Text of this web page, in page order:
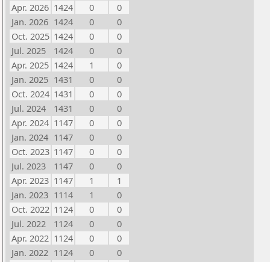
Apr. 2026 1424 0
0
Jan. 2026 1424 0
0
Oct. 2025 1424 0
0
Jul. 2025
1424 0
0
Apr. 2025 1424 1
0
Jan. 2025 1431 0
0
Oct. 2024 1431 0
0
Jul. 2024
1431 0
0
Apr. 2024 1147 0
0
Jan. 2024 1147 0
0
Oct. 2023 1147 0
0
Jul. 2023
1147 0
0
Apr. 2023 1147 1
1
Jan. 2023 1114 1
0
Oct. 2022 1124 0
0
Jul. 2022
1124 0
0
Apr. 2022 1124 0
0
Jan. 2022 1124 0
0